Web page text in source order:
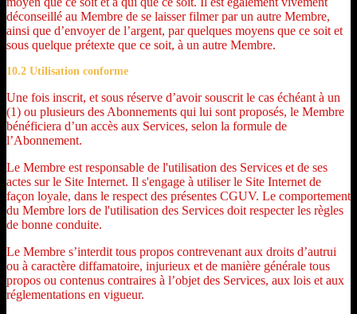
déconseillé au Membre de se laisser filmer par un autre Membre,
ainsi que d’envoyer de l’argent, par quelques moyens que ce soit et
sous quelque prétexte que ce soit, à un autre Membre.
10.2 Utilisation conforme
Une fois inscrit, et sous réserve d’avoir souscrit le cas échéant à un
(1) ou plusieurs des Abonnements qui lui sont proposés, le Membre
bénéficiera d’un accès aux Services, selon la formule de
l’Abonnement.
Le Membre est responsable de l'utilisation des Services et de ses
actes sur le Site Internet. Il s'engage à utiliser le Site Internet de
façon loyale, dans le respect des présentes CGUV. Le comportement
du Membre lors de l'utilisation des Services doit respecter les règles
de bonne conduite.
Le Membre s’interdit tous propos contrevenant aux droits d’autrui
ou à caractère diffamatoire, injurieux et de manière générale tous
propos ou contenus contraires à l’objet des Services, aux lois et aux
réglementations en vigueur.